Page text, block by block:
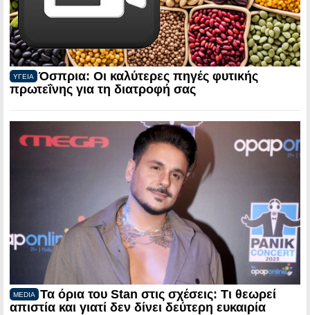
ΥΓΕΙΑ
Όσπρια: Οι καλύτερες πηγές φυτικής
πρωτεΐνης για τη διατροφή σας
MEDIA
Τα όρια του Stan στις σχέσεις: Τι θεωρεί
απιστία και γιατί δεν δίνει δεύτερη ευκαιρία